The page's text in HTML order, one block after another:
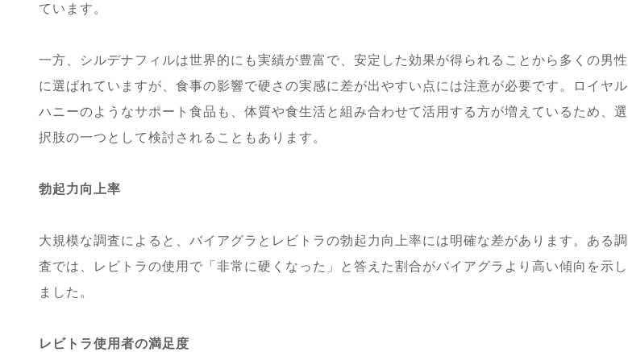
ています。
一方、シルデナフィルは世界的にも実績が豊富で、安定した効果が得られることから多くの男性
に選ばれていますが、食事の影響で硬さの実感に差が出やすい点には注意が必要です。ロイヤル
ハニーのようなサポート食品も、体質や食生活と組み合わせて活用する方が増えているため、選
択肢の一つとして検討されることもあります。
勃起力向上率
大規模な調査によると、バイアグラとレビトラの勃起力向上率には明確な差があります。ある調
査では、レビトラの使用で「非常に硬くなった」と答えた割合がバイアグラより高い傾向を示し
ました。
レビトラ使用者の満足度